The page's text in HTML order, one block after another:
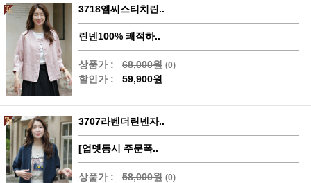
3718엠씨스티치린..
린넨100% 쾌적하..
상품가 : 68,000원 (0)
할인가 : 59,900원
3707라벤더린넨자..
[업뎃동시 주문폭..
상품가 : 58,000원 (0)